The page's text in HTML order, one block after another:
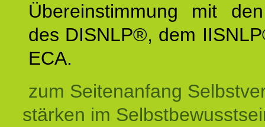
Übereinstimmung mit
des DISNLP®, dem
ECA.
zum Seitenanfang
stärken im